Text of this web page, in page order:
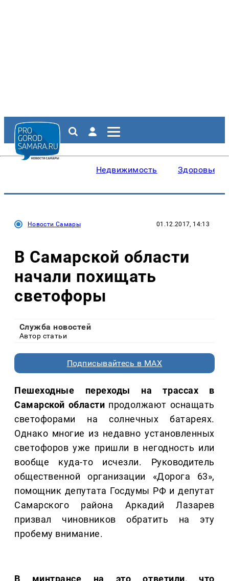
Недвижимость Здоровье
Новости Самары 01.12.2017, 14:13
В Самарской области
начали похищать
светофоры
Служба новостей
Автор статьи
Подписывайтесь в MAX
Пешеходные переходы на трассах в
Самарской области продолжают оснащать
светофорами на солнечных батареях.
Однако многие из недавно установленных
светофоров уже пришли в негодность или
вообще куда-то исчезли. Руководитель
общественной организации «Дорога 63»,
помощник депутата Госдумы РФ и депутат
Самарского района Аркадий Лазарев
призвал чиновников обратить на эту
пробему внимание.
В минтрансе на это ответили, что